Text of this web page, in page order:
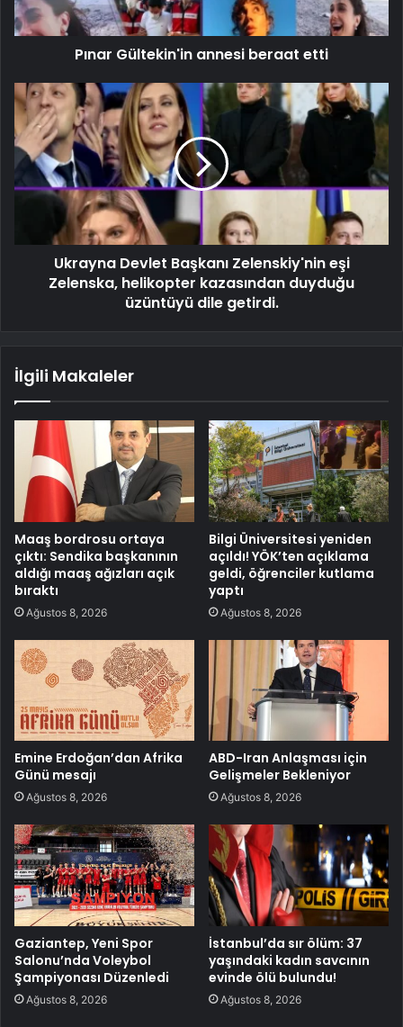
Pınar Gültekin'in annesi beraat etti
Ukrayna Devlet Başkanı Zelenskiy'nin eşi
Zelenska, helikopter kazasından duyduğu
üzüntüyü dile getirdi.
İlgili Makaleler
Maaş bordrosu ortaya
çıktı: Sendika başkanının
aldığı maaş ağızları açık
bıraktı
Ağustos 8, 2026
Bilgi Üniversitesi yeniden
açıldı! YÖK’ten açıklama
geldi, öğrenciler kutlama
yaptı
Ağustos 8, 2026
Emine Erdoğan’dan Afrika
Günü mesajı
Ağustos 8, 2026
ABD-Iran Anlaşması için
Gelişmeler Bekleniyor
Ağustos 8, 2026
Gaziantep, Yeni Spor
Salonu’nda Voleybol
Şampiyonası Düzenledi
Ağustos 8, 2026
İstanbul’da sır ölüm: 37
yaşındaki kadın savcının
evinde ölü bulundu!
Ağustos 8, 2026